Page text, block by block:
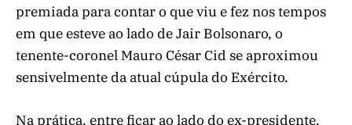
premiada para contar o que viu e fez nos tempos
em que esteve ao lado de Jair Bolsonaro, o
tenente-coronel Mauro César Cid se aproximou
sensivelmente da atual cúpula do Exército.
Na prática, entre ficar ao lado do ex-presidente,